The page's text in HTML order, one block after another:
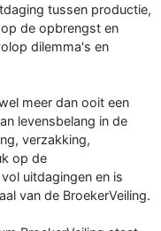
tussen productie,
de opbrengst en
dilemma's en
meer dan ooit een
levensbelang in de
verzakking,
op de
uitdagingen en is
van de BroekerVeiling.